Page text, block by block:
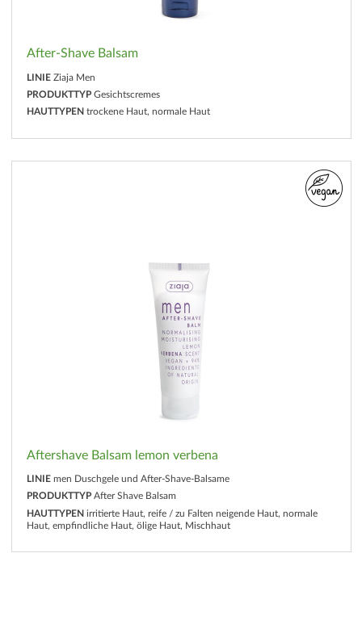
After-Shave Balsam
LINIE Ziaja Men
PRODUKTTYP Gesichtscremes
HAUTTYPEN trockene Haut, normale Haut
Aftershave Balsam lemon verbena
LINIE men Duschgele und After-Shave-Balsame
PRODUKTTYP After Shave Balsam
HAUTTYPEN irritierte Haut, reife / zu Falten neigende Haut, normale
Haut, empfindliche Haut, ölige Haut, Mischhaut